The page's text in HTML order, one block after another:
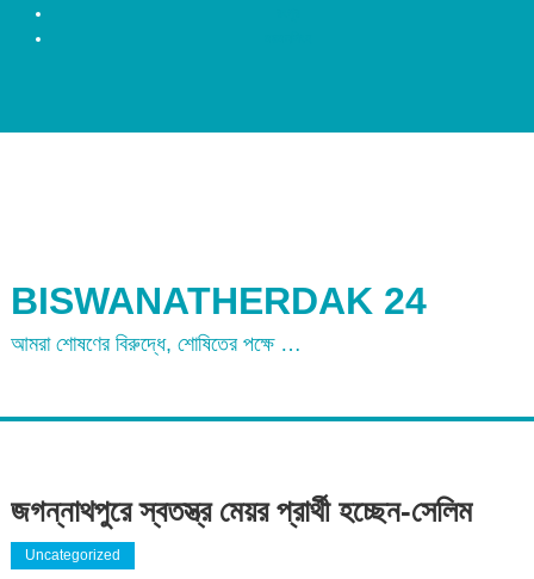
BISWANATHERDAK 24
আমরা শোষণের বিরুদ্ধে, শোষিতের পক্ষে …
জগন্নাথপুরে স্বতস্ত্র মেয়র প্রার্থী হচ্ছেন-সেলিম
Uncategorized